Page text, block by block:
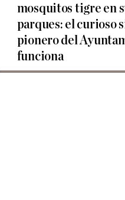
mosquitos tigre en
parques: el curioso
pionero del
funciona